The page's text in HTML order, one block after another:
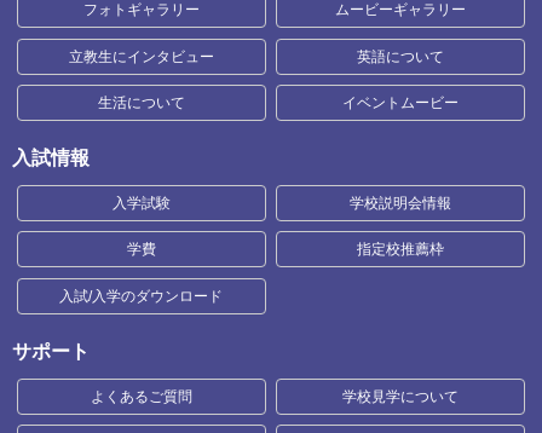
フォトギャラリー ムービーギャラリー
立教生にインタビュー 英語について
生活について イベントムービー
入試情報
入学試験 学校説明会情報
学費 指定校推薦枠
入試/入学のダウンロード
サポート
よくあるご質問 学校見学について